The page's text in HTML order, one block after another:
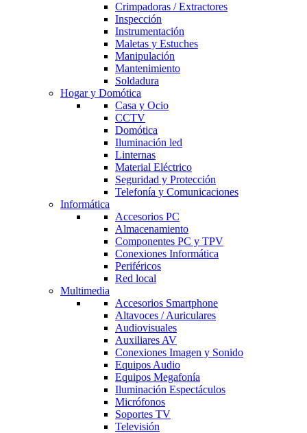
Crimpadoras / Extractores
Inspección
Instrumentación
Maletas y Estuches
Manipulación
Mantenimiento
Soldadura
Hogar y Domótica
Casa y Ocio
CCTV
Domótica
Iluminación led
Linternas
Material Eléctrico
Seguridad y Protección
Telefonía y Comunicaciones
Informática
Accesorios PC
Almacenamiento
Componentes PC y TPV
Conexiones Informática
Periféricos
Red local
Multimedia
Accesorios Smartphone
Altavoces / Auriculares
Audiovisuales
Auxiliares AV
Conexiones Imagen y Sonido
Equipos Audio
Equipos Megafonía
Iluminación Espectáculos
Micrófonos
Soportes TV
Televisión